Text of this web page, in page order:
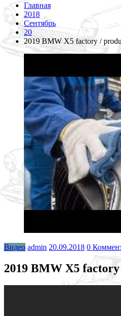
Главная
2018
Сентябрь
20
2019 BMW X5 factory /
Видео admin 20.09.2018 0
2019 BMW X5